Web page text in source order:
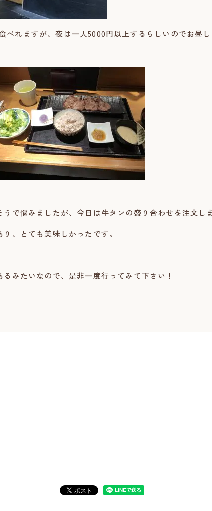
べれますが、夜は一人5000円以上するらしいのでお昼し
で悩みましたが、今日は牛タンの盛り合わせを注文し
、とても美味しかったです。
みたいなので、是非一度行ってみて下さい！